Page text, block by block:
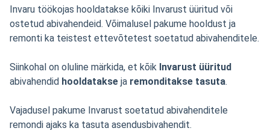
Invaru töökojas hooldatakse kõiki Invarust üüritud või
ostetud abivahendeid. Võimalusel pakume hooldust ja
remonti ka teistest ettevõtetest soetatud abivahenditele.
Siinkohal on oluline märkida, et kõik Invarust üüritud
abivahendid hooldatakse ja remonditakse tasuta.
Vajadusel pakume Invarust soetatud abivahenditele
remondi ajaks ka tasuta asendusbivahendit.